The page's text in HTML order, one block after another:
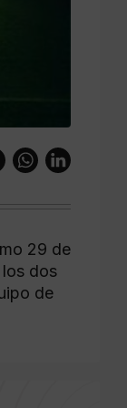
29 de
dos
de